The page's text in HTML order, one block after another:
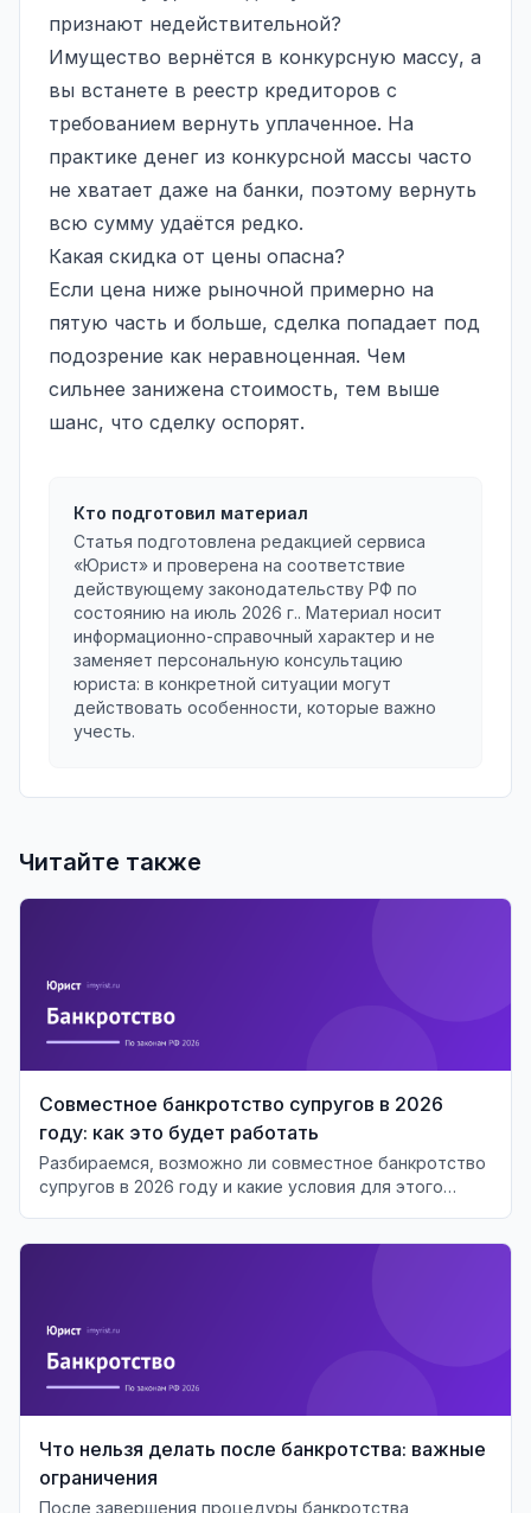
признают недействительной?
Имущество вернётся в конкурсную массу, а
вы встанете в реестр кредиторов с
требованием вернуть уплаченное. На
практике денег из конкурсной массы часто
не хватает даже на банки, поэтому вернуть
всю сумму удаётся редко.
Какая скидка от цены опасна?
Если цена ниже рыночной примерно на
пятую часть и больше, сделка попадает под
подозрение как неравноценная. Чем
сильнее занижена стоимость, тем выше
шанс, что сделку оспорят.
Кто подготовил материал
Статья подготовлена редакцией сервиса
«Юрист» и проверена на соответствие
действующему законодательству РФ по
состоянию на июль 2026 г.. Материал носит
информационно-справочный характер и не
заменяет персональную консультацию
юриста: в конкретной ситуации могут
действовать особенности, которые важно
учесть.
Читайте также
Совместное банкротство супругов в 2026
году: как это будет работать
Разбираемся, возможно ли совместное банкротство
супругов в 2026 году и какие условия для этого
Что нельзя делать после банкротства: важные
ограничения
После завершения процедуры банкротства